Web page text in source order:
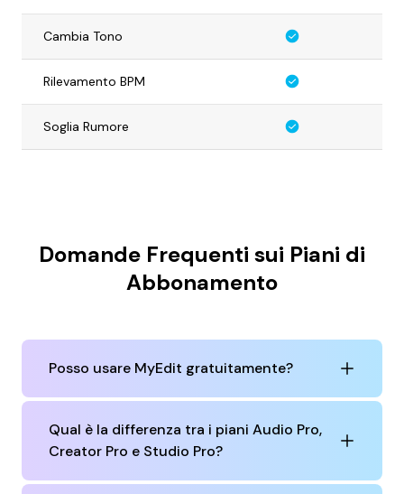
Cambia Tono
Rilevamento BPM
Soglia Rumore
Domande Frequenti sui Piani di
Abbonamento
Posso usare MyEdit gratuitamente?
Qual è la differenza tra i piani Audio Pro,
Creator Pro e Studio Pro?